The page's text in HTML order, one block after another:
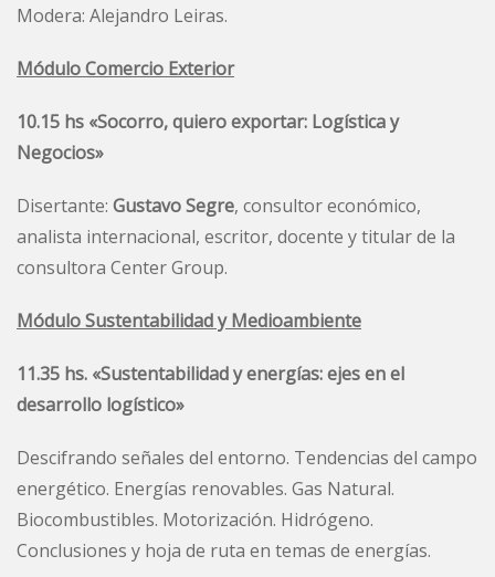
Modera: Alejandro Leiras.
Módulo Comercio Exterior
10.15 hs «Socorro, quiero exportar: Logística y
Negocios»
Disertante: Gustavo Segre, consultor económico,
analista internacional, escritor, docente y titular de la
consultora Center Group.
Módulo Sustentabilidad y Medioambiente
11.35 hs. «Sustentabilidad y energías: ejes en el
desarrollo logístico»
Descifrando señales del entorno. Tendencias del campo
energético. Energías renovables. Gas Natural.
Biocombustibles. Motorización. Hidrógeno.
Conclusiones y hoja de ruta en temas de energías.